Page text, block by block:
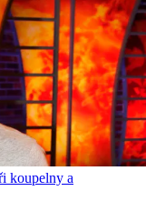
koupelny a